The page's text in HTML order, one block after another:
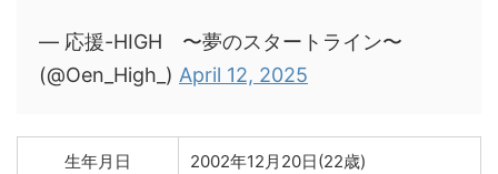
— 応援-HIGH 〜夢のスタートライン〜
(@Oen_High_) April 12, 2025
生年月日 2002年12月20日(22歳)